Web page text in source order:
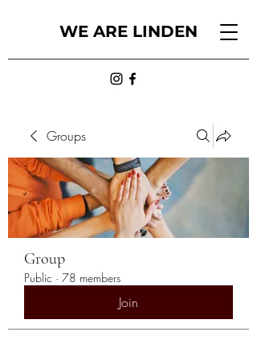
WE ARE LINDEN
Groups
Group
Public · 78 members
Join